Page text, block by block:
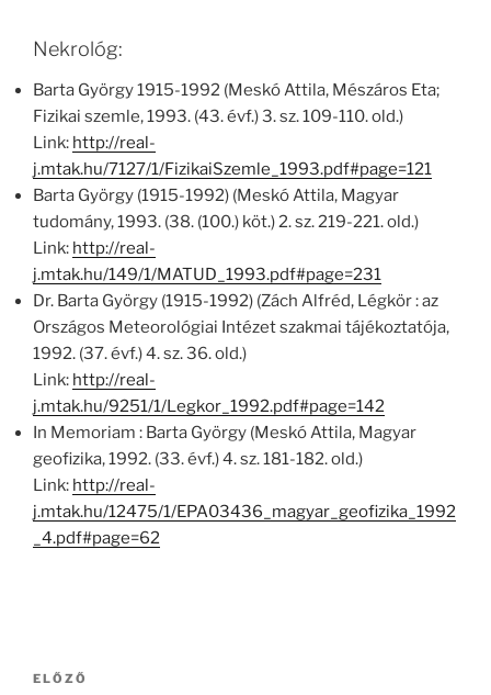
Nekrológ:
Barta György 1915-1992 (Meskó Attila, Mészáros Eta;
Fizikai szemle, 1993. (43. évf.) 3. sz. 109-110. old.)
Link: http://real-
j.mtak.hu/7127/1/FizikaiSzemle_1993.pdf#page=121
Barta György (1915-1992) (Meskó Attila, Magyar
tudomány, 1993. (38. (100.) köt.) 2. sz. 219-221. old.)
Link: http://real-
j.mtak.hu/149/1/MATUD_1993.pdf#page=231
Dr. Barta György (1915-1992) (Zách Alfréd, Légkör : az
Országos Meteorológiai Intézet szakmai tájékoztatója,
1992. (37. évf.) 4. sz. 36. old.)
Link: http://real-
j.mtak.hu/9251/1/Legkor_1992.pdf#page=142
In Memoriam : Barta György (Meskó Attila, Magyar
geofizika, 1992. (33. évf.) 4. sz. 181-182. old.)
Link: http://real-
j.mtak.hu/12475/1/EPA03436_magyar_geofizika_1992
_4.pdf#page=62
Bejegyzés
Korábbi
ELŐZŐ